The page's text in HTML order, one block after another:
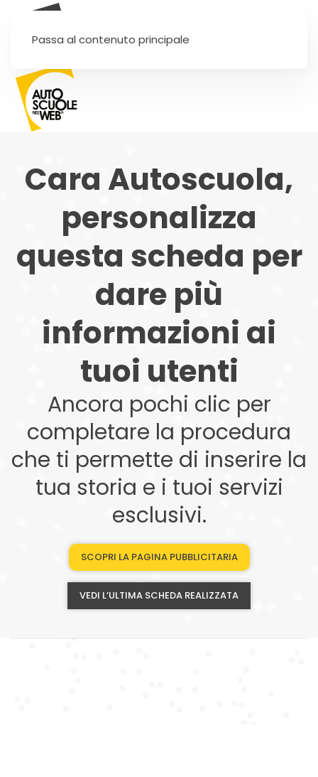
Passa al contenuto principale
Cara Autoscuola,
personalizza
questa scheda per
dare più
informazioni ai
tuoi utenti
Ancora pochi clic per
completare la procedura
che ti permette di inserire la
tua storia e i tuoi servizi
esclusivi.
SCOPRI LA PAGINA PUBBLICITARIA
VEDI L’ULTIMA SCHEDA REALIZZATA